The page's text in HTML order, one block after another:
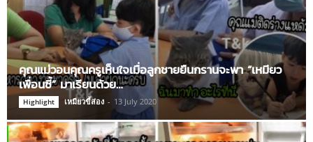
คุณแม่วอนคุณครูเห็นใจเมื่อลูกชายยืนกรานจะพา “เหมียว
เพื่อนซี้” มาเรียนด้วย…
Highlight เหมียวขี้ส่อง - 13 July 2020